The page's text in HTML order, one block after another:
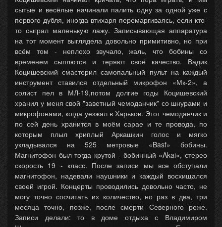
сытые и весёлые начинали палить одну за одной уже с
первого дубля, иногда втихаря перемаргиваясь, если кто-
то сыграл маленькую лажу. Записывающая аппаратура
на тот момент выглядела довольно примитивно, но при
всём том - неплохо звучало, жаль, что бобины со
временем сыплются и теряют своё качество. Вадик
Коцишевский смастерил самопальный пульт на каждый
инструмент ставился отдельный микрофон «Мк-2», а
солист пел в МЛ-19,потом долгие годы Коцишевский
хранил у меня свой "заветный чемоданчик" со шнурами и
микрофонами, когда уезжал в Харьков. Этот чемоданчик и
по сей день хранится в моём сарае и те провода, по
которым плыл хриплый Аркашкин голос и мягко
укладывался на 525 метровые «Basf» бобины.
Магнитофон был тогда крутой - бобинный «Akai», стерео
скорость 19 - класс. После записи мы все обступали
магнитофон, надевали наушники и каждый восхищался
своей игрой. Концерты проводились довольно часто, не
могу точно сосчитать их количество, но раз в два, три
месяца точно, позже, после смерти Северного реже.
Записи делали: то в доме отдыха с Владимиром